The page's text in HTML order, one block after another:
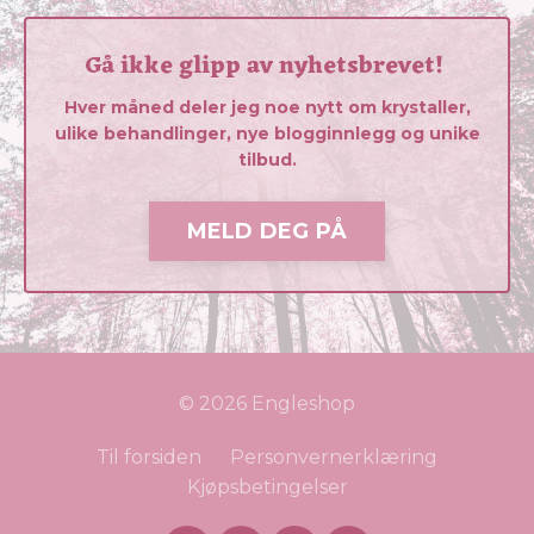
Gå ikke glipp av nyhetsbrevet!
Hver måned deler jeg noe nytt om krystaller,
ulike behandlinger, nye blogginnlegg og unike
tilbud.
MELD DEG PÅ
© 2026 Engleshop
Til forsiden
Personvernerklæring
Kjøpsbetingelser